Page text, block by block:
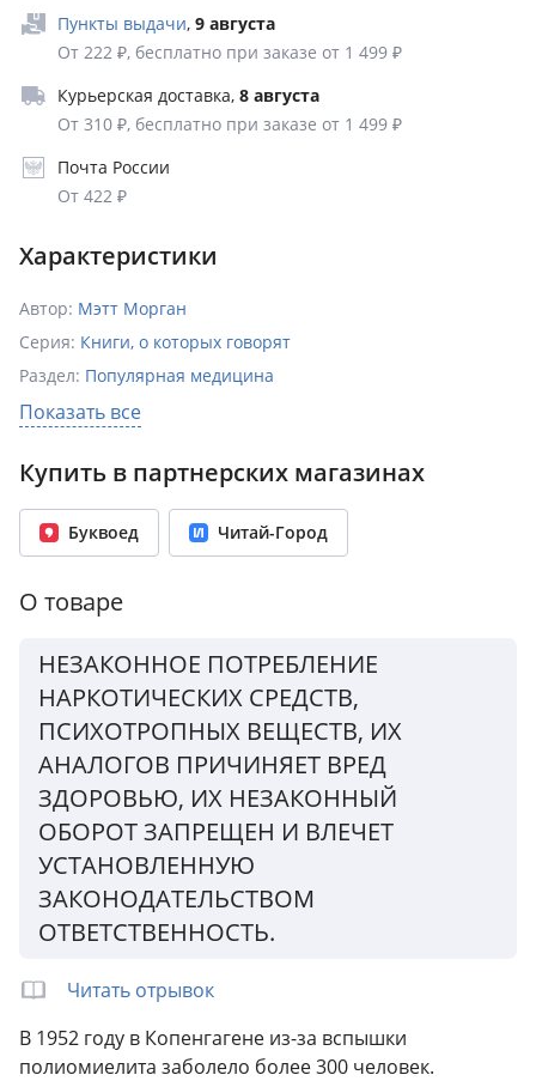
Пункты выдачи, 9 августа
От 222 ₽, бесплатно при заказе от 1 499 ₽
Курьерская доставка, 8 августа
От 310 ₽, бесплатно при заказе от 1 499 ₽
Почта России
От 422 ₽
Характеристики
Автор: Мэтт Морган
Серия: Книги, о которых говорят
Раздел: Популярная медицина
Издательство:
Возрастное ограничение: 18+
Год издания: 2025
Количество страниц: 352
Бумага: газетная
Вес: 0.19 кг
Показать все
Купить в партнерских магазинах
Буквоед Читай-Город
О товаре
НЕЗАКОННОЕ ПОТРЕБЛЕНИЕ
НАРКОТИЧЕСКИХ СРЕДСТВ,
ПСИХОТРОПНЫХ ВЕЩЕСТВ, ИХ
АНАЛОГОВ ПРИЧИНЯЕТ ВРЕД
ЗДОРОВЬЮ, ИХ НЕЗАКОННЫЙ
ОБОРОТ ЗАПРЕЩЕН И ВЛЕЧЕТ
УСТАНОВЛЕННУЮ
ЗАКОНОДАТЕЛЬСТВОМ
ОТВЕТСТВЕННОСТЬ.
Читать отрывок
В 1952 году в Копенгагене из-за вспышки
полиомиелита заболело более 300 человек.